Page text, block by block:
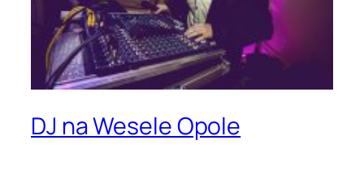
DJ na Wesele Opole